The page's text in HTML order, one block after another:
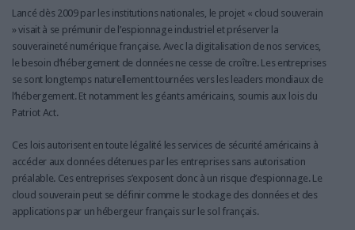
Lancé dès 2009 par les institutions nationales, le projet « cloud souverain
» visait à se prémunir de l’espionnage industriel et préserver la
souveraineté numérique française. Avec la digitalisation de nos services,
le besoin d’hébergement de données ne cesse de croître. Les entreprises
se sont longtemps naturellement tournées vers les leaders mondiaux de
l’hébergement. Et notamment les géants américains, soumis aux lois du
Patriot Act.
Ces lois autorisent en toute légalité les services de sécurité américains à
accéder aux données détenues par les entreprises sans autorisation
préalable. Ces entreprises s’exposent donc à un risque d’espionnage. Le
cloud souverain peut se définir comme le stockage des données et des
applications par un hébergeur français sur le sol français.